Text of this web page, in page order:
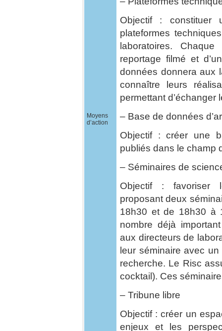
Moyens
d’action
Objectif : constituer
plateformes
laboratoires.
reportage filmé et
données donnera aux
connaître leurs
permettant d’échanger
– Base de données
Objectif : créer une
publiés dans le champ
– Séminaires de
Objectif : favoriser
proposant deux
18h30 et de 18h30 à
nombre déjà
aux directeurs de
leur séminaire avec
recherche. Le Risc
cocktail). Ces
– Tribune libre
Objectif : créer un
enjeux et les